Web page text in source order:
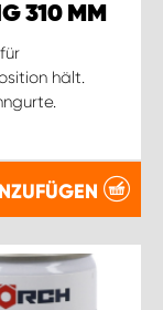
310 MM
hält.